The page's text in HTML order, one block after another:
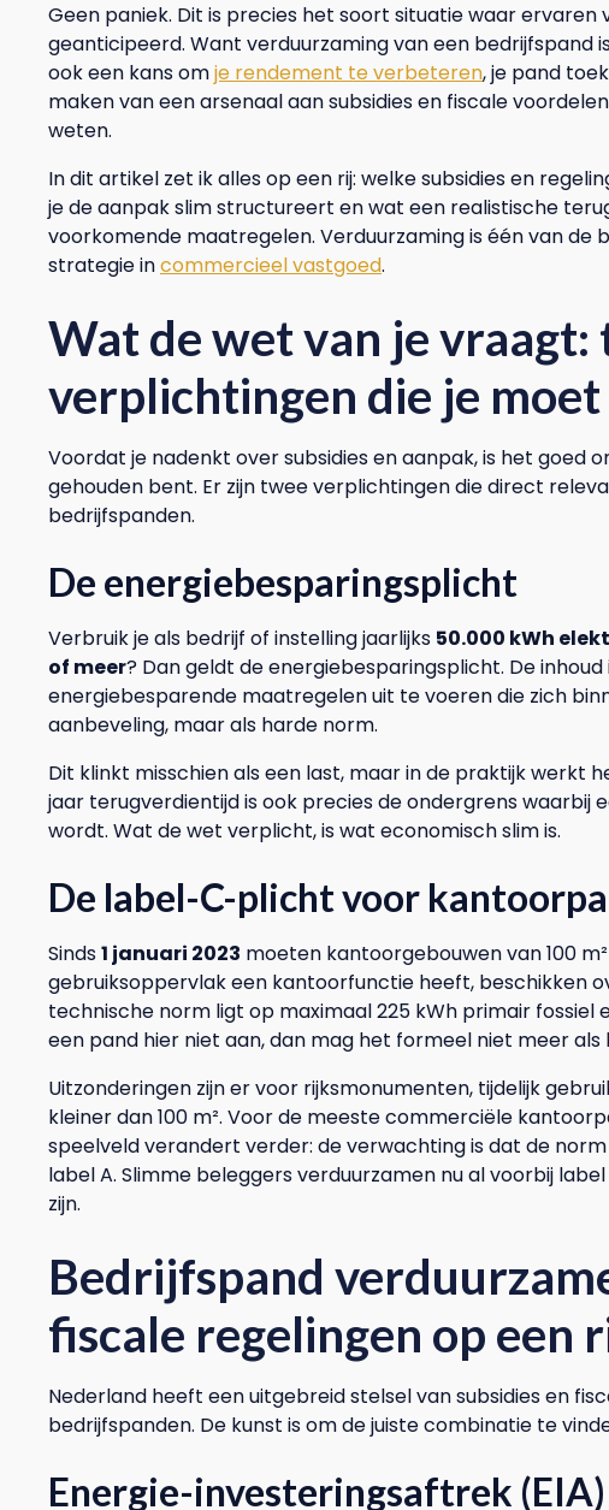
Geen paniek. Dit is precies het soort situatie waar
geanticipeerd. Want verduurzaming van een bedrijfspand
ook een kans omje rendement te verbeteren, je pand
maken van een arsenaal aan subsidies en fiscale
weten.
In dit artikel zet ik alles op een rij: welke subsidies en
je de aanpak slim structureert en wat een realistische
voorkomende maatregelen. Verduurzaming is één van de
strategie incommercieel vastgoed.
Wat de wet van je vraagt:
verplichtingen die je
Voordat je nadenkt over subsidies en aanpak, is het goed
gehouden bent. Er zijn twee verplichtingen die direct
bedrijfspanden.
De energiebesparingsplicht
Verbruik je als bedrijf of instelling jaarlijks 50.000 kWh
of meer? Dan geldt de energiebesparingsplicht. De
energiebesparende maatregelen uit te voeren die zich
aanbeveling, maar als harde norm.
Dit klinkt misschien als een last, maar in de praktijk werkt
jaar terugverdientijd is ook precies de ondergrens waarbij
wordt. Wat de wet verplicht, is wat economisch slim is.
De label-C-plicht voor
Sinds1 januari 2023 moeten kantoorgebouwen van 100
gebruiksoppervlak een kantoorfunctie heeft, beschikken
technische norm ligt op maximaal 225 kWh primair fossiel
een pand hier niet aan, dan mag het formeel niet meer
Uitzonderingen zijn er voor rijksmonumenten, tijdelijk
kleiner dan 100 m². Voor de meeste commerciële
speelveld verandert verder: de verwachting is dat de
label A. Slimme beleggers verduurzamen nu al voorbij
zijn.
Bedrijfspand
fiscale regelingen op een
Nederland heeft een uitgebreid stelsel van subsidies en
bedrijfspanden. De kunst is om de juiste combinatie te
Energie-investeringsaftrek (EIA)